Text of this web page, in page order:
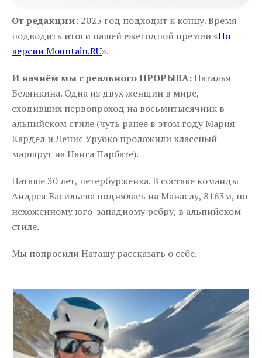
От редакции: 2025 год подходит к концу. Время
подводить итоги нашей ежегодной премии «По
версии Mountain.RU».
И начнём мы с реального ПРОРЫВА:Наталья
Белянкина. Одна из двух женщин в мире,
сходивших первопроход на восьмитысячник в
альпийском стиле (чуть ранее в этом году Мария
Кардел и Денис Урубко проложили классный
маршрут на Нанга Парбате).
Наташе 30 лет, петербурженка. В составе команды
Андрея Васильева поднялась на Манаслу, 8163м, по
нехоженному юго-западному ребру, в альпийском
стиле.
Мы попросили Наташу рассказать о себе.